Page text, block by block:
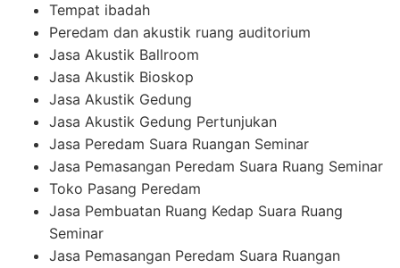
Tempat ibadah
Peredam dan akustik ruang auditorium
Jasa Akustik Ballroom
Jasa Akustik Bioskop
Jasa Akustik Gedung
Jasa Akustik Gedung Pertunjukan
Jasa Peredam Suara Ruangan Seminar
Jasa Pemasangan Peredam Suara Ruang Seminar
Toko Pasang Peredam
Jasa Pembuatan Ruang Kedap Suara Ruang
Seminar
Jasa Pemasangan Peredam Suara Ruangan